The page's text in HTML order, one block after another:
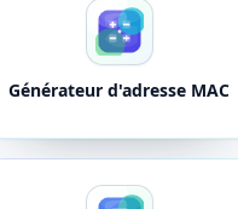
Générateur d'adresse MAC